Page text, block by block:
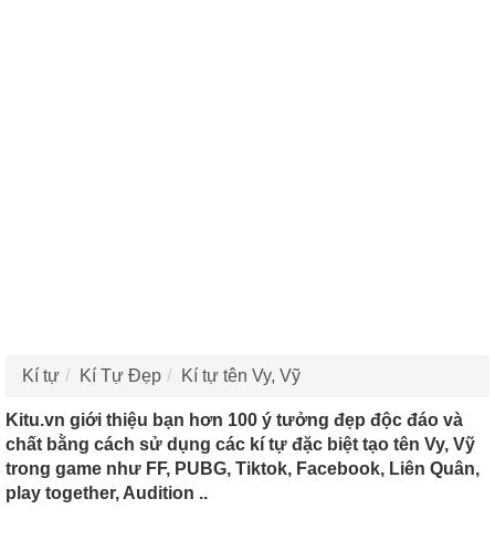
Kí tự Kí Tự Đẹp Kí tự tên Vy, Vỹ
Kitu.vn giới thiệu bạn hơn 100 ý tưởng đẹp độc đáo và
chất bằng cách sử dụng các kí tự đặc biệt tạo tên Vy, Vỹ
trong game như FF, PUBG, Tiktok, Facebook, Liên Quân,
play together, Audition ..